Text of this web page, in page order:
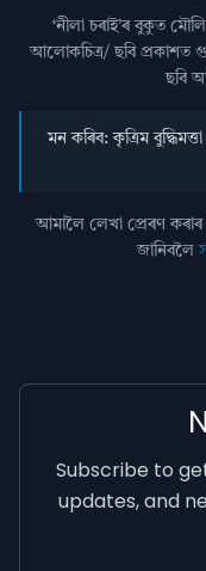
‘নীলা চৰাই’ৰ বুকুত
আলোকচিত্ৰ/ ছবি প্রকাশত
ছবি
মন কৰিব: কৃত্ৰিম
আমালৈ লেখা প্ৰেৰণ কৰাৰ
জানিবলৈ
Subscribe to
updates, and